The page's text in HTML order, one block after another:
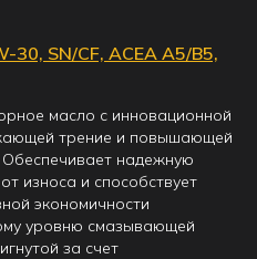
30, SN/CF, ACEA A5/B5,
масло с инновационной
трение и повышающей
Обеспечивает надежную
износа и способствует
экономичности
уровню смазывающей
за счет